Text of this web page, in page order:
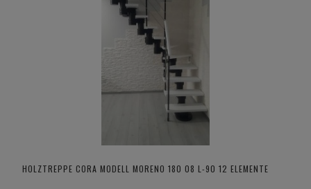
HOLZTREPPE CORA MODELL MORENO 180 08 L-90 12 ELEMENTE